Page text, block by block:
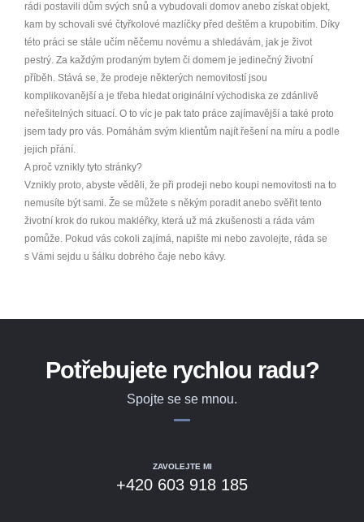
rádi postavili dům svých snů a vybudovali domov anebo získat objekt,
kam by schovali své čtyřkolové mazlíčky před deštěm a krupobitím. Díky
této práci se stále učím něčemu novému a shledávám, jak je život
pestrý. Za každým prodaným bytem či domem je jedinečný životní
příběh. Stává se, že prodeje některých nemovitostí jsou
komplikovanější a je třeba hledat originální východiska ze zdánlivě
neřešitelných situací. O to víc je pak tato práce zajímavější a také proto
jsem tady pro vás. Pomáhám svým klientům najít řešení na míru a podle
jejich přání.
A proč vznikly tyto stránky?
Vznikly proto, abyste věděli, že při prodeji nebo koupi nemovitosti na to
nemusíte být sami. Že se můžete s někým poradit anebo svěřit tento
životní krok do rukou makléřky, která už má zkušenosti a ráda vám
pomůže. Pokud vás cokoli zajímá, napište mi nebo zavolejte, ráda se
s Vámi sejdu u šálku dobrého čaje nebo kávy.
Potřebujete rychlou radu?
Spojte se se mnou.
ZAVOLEJTE MI
+420 603 918 185